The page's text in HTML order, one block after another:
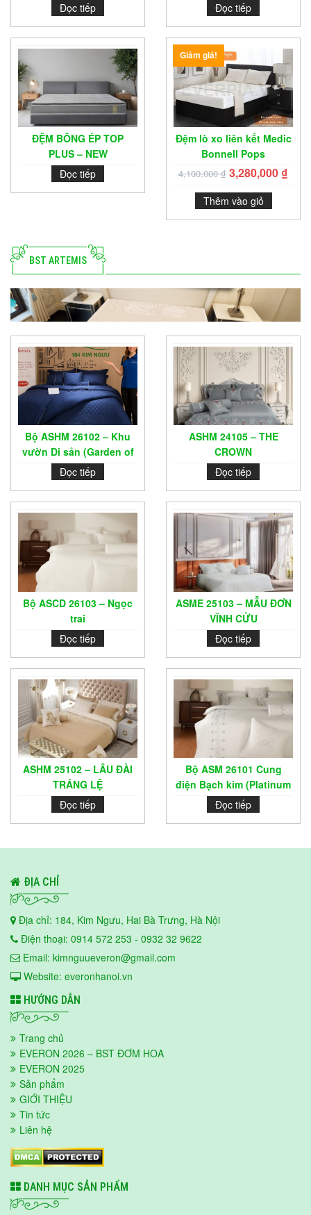
Đọc tiếp
Đọc tiếp
ĐỆM BÔNG ÉP TOP
PLUS – NEW
Đọc tiếp
Giảm giá!
Đệm lò xo liên kết Medic
Bonnell Pops
4,100,000₫ 3,280,000 ₫
Thêm vào giỏ
BST ARTEMIS
Bộ ASHM 26102 – Khu
vườn Di sản (Garden of
Heritage)
Đọc tiếp
ASHM 24105 – THE
CROWN
Đọc tiếp
Bộ ASCD 26103 – Ngọc
trai
Đọc tiếp
ASME 25103 – MẪU ĐƠN
VĨNH CỬU
Đọc tiếp
ASHM 25102 – LÂU ĐÀI
TRÁNG LỆ
Đọc tiếp
Bộ ASM 26101 Cung
điện Bạch kim (Platinum
Palace)
Đọc tiếp
ĐỊA CHỈ
Địa chỉ: 184, Kim Ngưu, Hai Bà Trưng, Hà Nội
Điện thoại: 0914 572 253 - 0932 32 9622
Email: kimnguueveron@gmail.com
Website: everonhanoi.vn
HƯỚNG DẪN
Trang chủ
EVERON 2026 – BST ĐƠM HOA
EVERON 2025
Sản phẩm
GIỚI THIỆU
Tin tức
Liên hệ
DANH MỤC SẢN PHẨM